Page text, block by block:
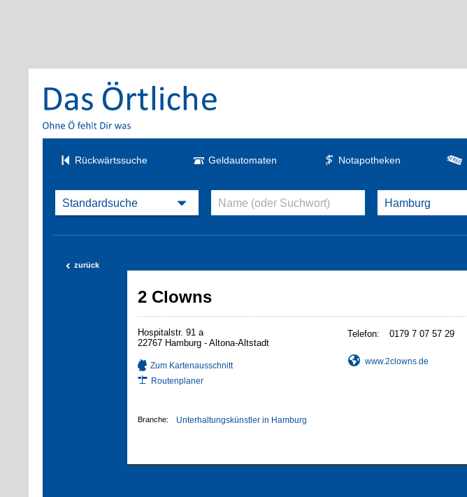
Rückwärtssuche Geldautomaten Notapotheken
‹ zurück
2 Clowns
Hospitalstr. 91 a
22767 Hamburg - Altona-Altstadt
Zum Kartenausschnitt
Routenplaner
Telefon:
www.2clowns.de
Branche: Unterhaltungskünstler in Hamburg